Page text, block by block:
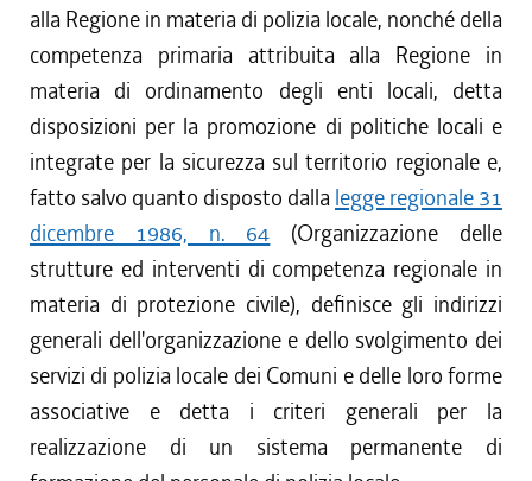
alla Regione in materia di polizia locale, nonché della
competenza primaria attribuita alla Regione in
materia di ordinamento degli enti locali, detta
disposizioni per la promozione di politiche locali e
integrate per la sicurezza sul territorio regionale e,
fatto salvo quanto disposto dalla legge regionale 31
dicembre 1986, n. 64 (Organizzazione delle
strutture ed interventi di competenza regionale in
materia di protezione civile), definisce gli indirizzi
generali dell'organizzazione e dello svolgimento dei
servizi di polizia locale dei Comuni e delle loro forme
associative e detta i criteri generali per la
realizzazione di un sistema permanente di